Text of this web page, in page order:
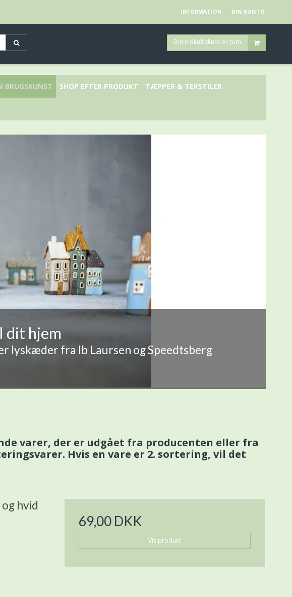
INFORMATION DIN KONTO
Din indkøbskurv er tom
BRUGSKUNST SHOP EFTER PRODUKT TÆPPER & TEKSTILER
dit hjem
lyskæder fra Ib Laursen og Speedtsberg
varer, der er udgået fra producenten eller fra
Hvis en vare er 2. sortering, vil det
hvid
69,00 DKK
Vis produkt